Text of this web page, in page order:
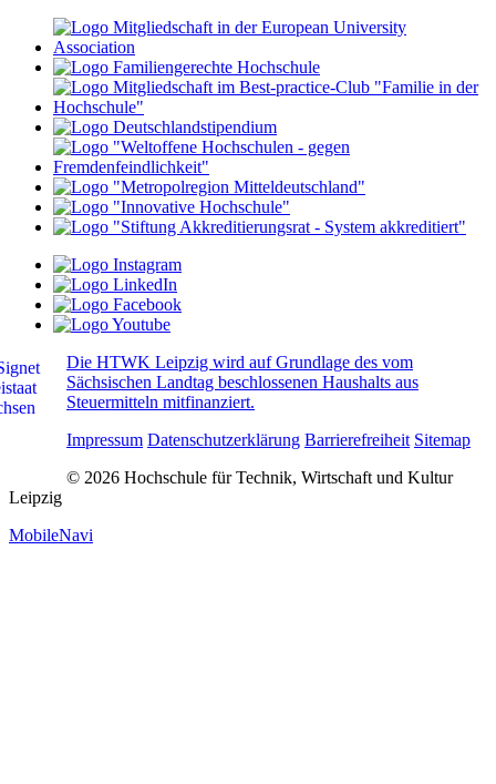
Die HTWK Leipzig wird auf Grundlage des vom
Sächsischen Landtag beschlossenen Haushalts aus
Steuermitteln mitfinanziert.
Impressum Datenschutzerklärung Barrierefreiheit Sitemap
© 2026 Hochschule für Technik, Wirtschaft und Kultur
Leipzig
MobileNavi